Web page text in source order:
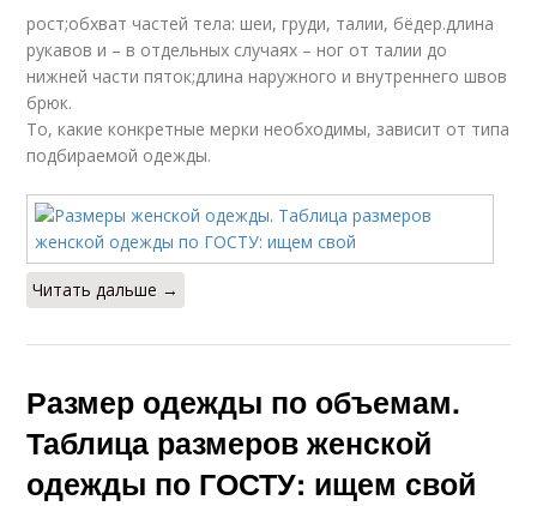
рост;обхват частей тела: шеи, груди, талии, бёдер.длина
рукавов и – в отдельных случаях – ног от талии до
нижней части пяток;длина наружного и внутреннего швов
брюк.
То, какие конкретные мерки необходимы, зависит от типа
подбираемой одежды.
Читать дальше →
Размер одежды по объемам.
Таблица размеров женской
одежды по ГОСТУ: ищем свой